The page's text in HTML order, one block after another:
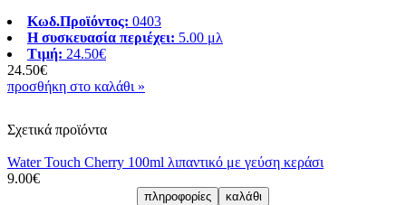
Κωδ.Προϊόντος: 0403
Η συσκευασία περιέχει: 5.00 μλ
Τιμή: 24.50€
24.50€
προσθήκη στο καλάθι »
Σχετικά προϊόντα
Water Touch Cherry 100ml λιπαντικό με γεύση κεράσι
9.00€